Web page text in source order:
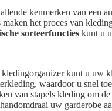
kenmerken van een
maken het proces van
sorteerfuncties kunt u
kledingorganizer kunt u uw
waardoor u snel
van stapels kleding om
uw garderobe